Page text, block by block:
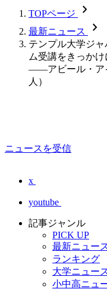
TOPページ chevron_forward
最新ニュース chevron_forward
テンプル大学ジ
ム受講をきっか
――アビール・ア
人）
ニュースを受信
x
youtube
記事ジャンル
PICK UP
最新ニュー
ランキング
大学ニュー
小中高ニュ